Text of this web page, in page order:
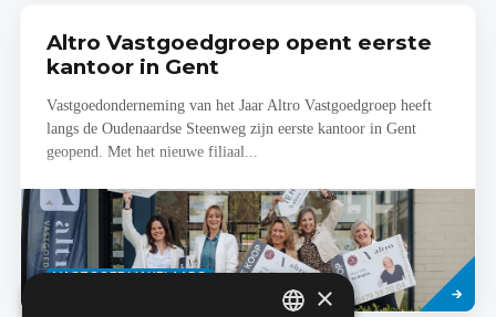
Altro Vastgoedgroep opent eerste
kantoor in Gent
Vastgoedonderneming van het Jaar Altro Vastgoedgroep heeft
langs de Oudenaardse Steenweg zijn eerste kantoor in Gent
geopend. Met het nieuwe filiaal...
VASTGOEDMAKELAARS
Lees
meer
×